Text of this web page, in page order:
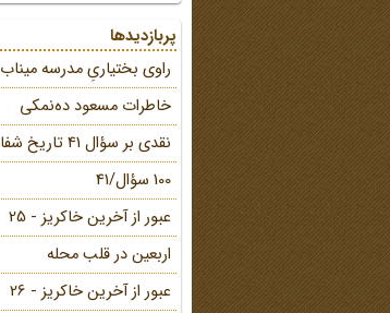
پربازدیدها
راوی بختیاریِ مدرسه میناب
خاطرات مسعود ده‌نمکی
نقدی بر سؤال 41 تاریخ شفاهی
100 سؤال/41
عبور از آخرین خاکریز - 25
اربعین در قلب محله
عبور از آخرین خاکریز - 26